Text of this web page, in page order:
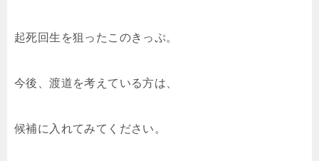
起死回生を狙ったこのきっぷ。
今後、渡道を考えている方は、
候補に入れてみてください。